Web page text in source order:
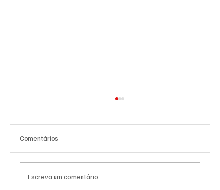
Comentários
Escreva um comentário